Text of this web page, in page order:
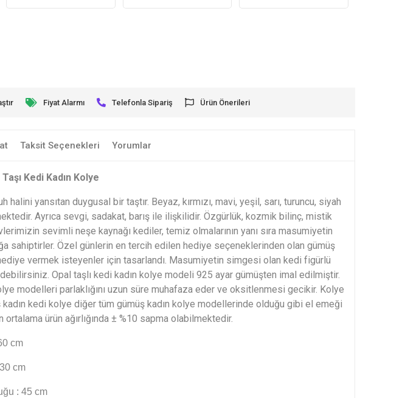
Fiyat Alarmı Telefonla Sipariş Ürün Önerileri
Taksit Seçenekleri Yorumlar
Kedi Kadın Kolye
halini yansıtan duygusal bir taştır. Beyaz, kırmızı, mavi, yeşil, sarı, turuncu, siyah
Ayrıca sevgi, sadakat, barış ile ilişkilidir. Özgürlük, kozmik bilinç, mistik
sevimli neşe kaynağı kediler, temiz olmalarının yanı sıra masumiyetin
sahiptirler. Özel günlerin en tercih edilen hediye seçeneklerinden olan gümüş
vermek isteyenler için tasarlandı. Masumiyetin simgesi olan kedi figürlü
Opal taşlı kedi kadın kolye modeli 925 ayar gümüşten imal edilmiştir.
modelleri parlaklığını uzun süre muhafaza eder ve oksitlenmesi gecikir. Kolye
kedi kolye diğer tüm gümüş kadın kolye modellerinde olduğu gibi el emeği
ürün ağırlığında ± %10 sapma olabilmektedir.
cm
cm
: 45 cm